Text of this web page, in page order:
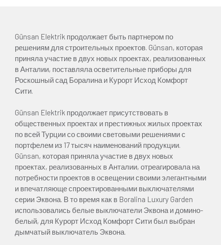
Günsan Elektrik продолжает быть партнером по
решениям для строительных проектов. Günsan, которая
приняла участие в двух новых проектах, реализованных
в Анталии, поставляла осветительные приборы для
Роскошный сад Боралина и Курорт Исход Комфорт
Сити.
Günsan Elektrik продолжает присутствовать в
общественных проектах и ​​престижных жилых проектах
по всей Турции со своими световыми решениями с
портфелем из 17 тысяч наименований продукции.
Günsan, которая приняла участие в двух новых
проектах, реализованных в Анталии, отреагировала на
потребности проектов в освещении своими элегантными
и впечатляюще спроектированными выключателями
серии Эквона. В то время как в Boralina Luxury Garden
использовались белые выключатели Эквона и домино-
белый, для Курорт Исход Комфорт Сити был выбран
дымчатый выключатель Эквона.